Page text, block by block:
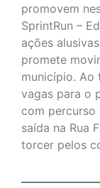
promovem
SprintRun –
ações
promete
município. Ao
vagas para o
com percurso
saída na Rua
torcer pelos